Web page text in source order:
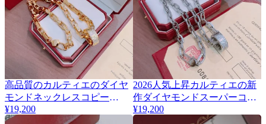
高品質のカルティエのダイヤ
モンドネックレスコピー
446497最良の選択
¥19,200
2026人気上昇カルティエの新
作ダイヤモンドスーパーコピ
ージュエリーネックレス
¥19,200